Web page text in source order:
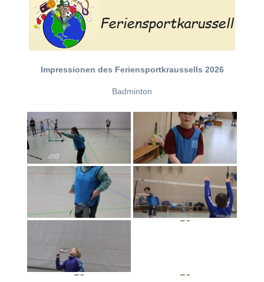
Impressionen des Feriensportkraussells 2026
Badminton